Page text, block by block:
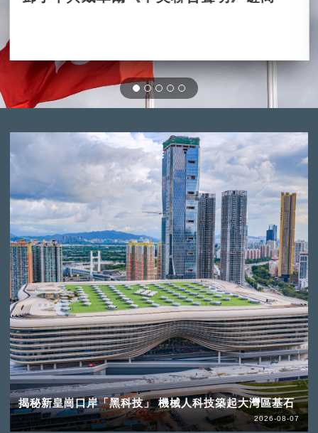
揭秘新皇崗口岸「黑科技」 機械人科技築起大灣區基石
2026-08-07